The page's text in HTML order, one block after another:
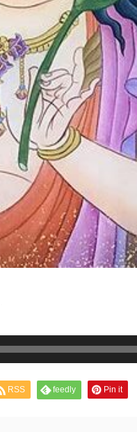
RSS feedly Pin it